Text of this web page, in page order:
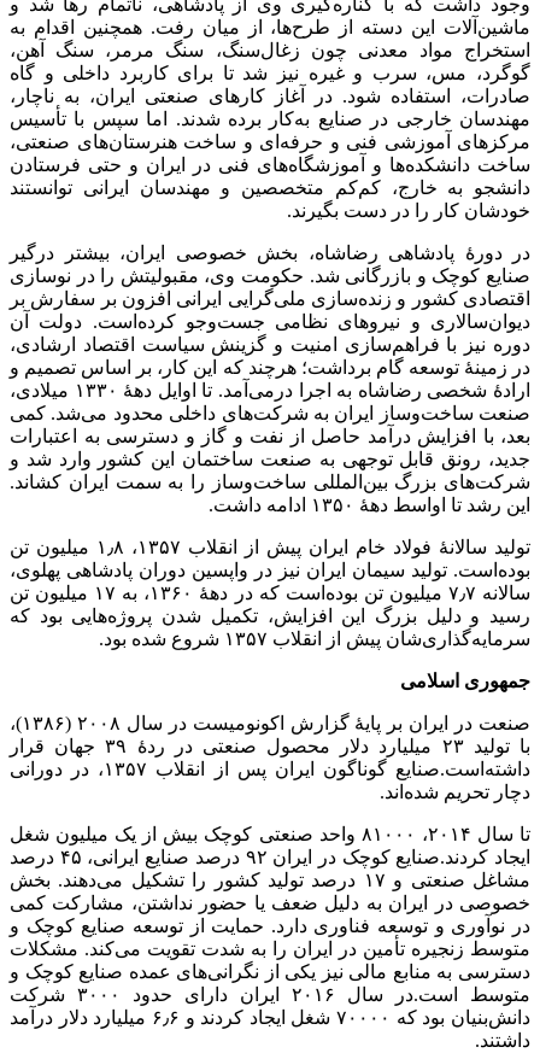
وجود داشت که با کناره‌گیری وی از پادشاهی، ناتمام رها شد و
ماشین‌آلات این دسته از طرح‌ها، از میان رفت. همچنین اقدام به
استخراج مواد معدنی چون زغال‌سنگ، سنگ مرمر، سنگ آهن،
گوگرد، مس، سرب و غیره نیز شد تا برای کاربرد داخلی و گاه
صادرات، استفاده شود. در آغاز کارهای صنعتی ایران، به ناچار،
مهندسان خارجی در صنایع به‌کار برده شدند. اما سپس با تأسیس
مرکزهای آموزشی فنی و حرفه‌ای و ساخت هنرستان‌های صنعتی،
ساخت دانشکده‌ها و آموزشگاه‌های فنی در ایران و حتی فرستادن
دانشجو به خارج، کم‌کم متخصصین و مهندسان ایرانی توانستند
خودشان کار را در دست بگیرند.
در دورهٔ پادشاهی رضاشاه، بخش خصوصی ایران، بیشتر درگیر
صنایع کوچک و بازرگانی شد. حکومت وی، مقبولیتش را در نوسازی
اقتصادی کشور و زنده‌سازی ملی‌گرایی ایرانی افزون بر سفارش بر
دیوان‌سالاری و نیروهای نظامی جست‌وجو کرده‌است. دولت آن
دوره نیز با فراهم‌سازی امنیت و گزینش سیاست اقتصاد ارشادی،
در زمینهٔ توسعه گام برداشت؛ هرچند که این کار، بر اساس تصمیم و
ارادهٔ شخصی رضاشاه به اجرا درمی‌آمد. تا اوایل دههٔ ۱۳۳۰ میلادی،
صنعت ساخت‌وساز ایران به شرکت‌های داخلی محدود می‌شد. کمی
بعد، با افزایش درآمد حاصل از نفت و گاز و دسترسی به اعتبارات
جدید، رونق قابل توجهی به صنعت ساختمان این کشور وارد شد و
شرکت‌های بزرگ بین‌المللی ساخت‌وساز را به سمت ایران کشاند.
این رشد تا اواسط دههٔ ۱۳۵۰ ادامه داشت.
تولید سالانهٔ فولاد خام ایران پیش از انقلاب ۱۳۵۷، ۱٫۸ میلیون تن
بوده‌است. تولید سیمان ایران نیز در واپسین دوران پادشاهی پهلوی،
سالانه ۷٫۷ میلیون تن بوده‌است که در دههٔ ۱۳۶۰، به ۱۷ میلیون تن
رسید و دلیل بزرگ این افزایش، تکمیل شدن پروژه‌هایی بود که
سرمایه‌گذاری‌شان پیش از انقلاب ۱۳۵۷ شروع شده بود.
جمهوری اسلامی
صنعت در ایران بر پایهٔ گزارش اکونومیست در سال ۲۰۰۸ (۱۳۸۶)،
با تولید ۲۳ میلیارد دلار محصول صنعتی در ردهٔ ۳۹ جهان قرار
داشته‌است.صنایع گوناگون ایران پس از انقلاب ۱۳۵۷، در دورانی
دچار تحریم شده‌اند.
تا سال ۲۰۱۴، ۸۱۰۰۰ واحد صنعتی کوچک بیش از یک میلیون شغل
ایجاد کردند.صنایع کوچک در ایران ۹۲ درصد صنایع ایرانی، ۴۵ درصد
مشاغل صنعتی و ۱۷ درصد تولید کشور را تشکیل می‌دهند. بخش
خصوصی در ایران به دلیل ضعف یا حضور نداشتن، مشارکت کمی
در نوآوری و توسعه فناوری دارد. حمایت از توسعه صنایع کوچک و
متوسط زنجیره تأمین در ایران را به شدت تقویت می‌کند. مشکلات
دسترسی به منابع مالی نیز یکی از نگرانی‌های عمده صنایع کوچک و
متوسط است.در سال ۲۰۱۶ ایران دارای حدود ۳۰۰۰ شرکت
دانش‌بنیان بود که ۷۰۰۰۰ شغل ایجاد کردند و ۶٫۶ میلیارد دلار درآمد
داشتند.